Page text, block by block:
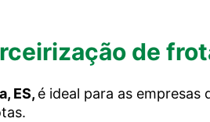
de
ES, é ideal para as